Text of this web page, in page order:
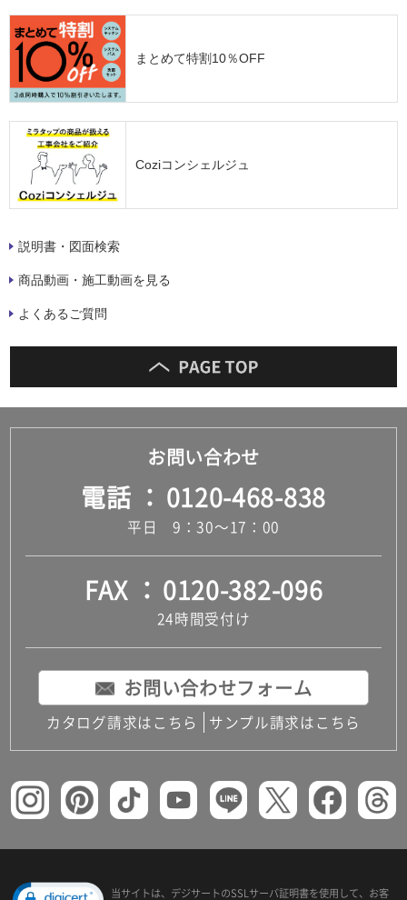
まとめて特割10％OFF
Coziコンシェルジュ
説明書・図面検索
商品動画・施工動画を見る
よくあるご質問
お問い合わせ
電話 0120-468-838
平日 9：30～17：00
FAX 0120-382-096
24時間受付け
お問い合わせフォーム
カタログ請求はこちら サンプル請求はこちら
当サイトは、デジサートのSSLサーバ証明書を使用して、 お客